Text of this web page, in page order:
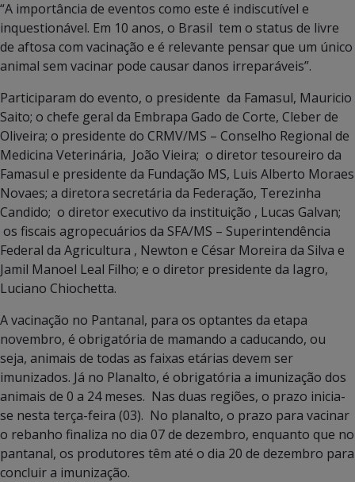
“A importância de eventos como este é indiscutível e
inquestionável. Em 10 anos, o Brasil tem o status de livre
de aftosa com vacinação e é relevante pensar que um único
animal sem vacinar pode causar danos irreparáveis”.
Participaram do evento, o presidente da Famasul, Mauricio
Saito; o chefe geral da Embrapa Gado de Corte, Cleber de
Oliveira; o presidente do CRMV/MS – Conselho Regional de
Medicina Veterinária, João Vieira; o diretor tesoureiro da
Famasul e presidente da Fundação MS, Luis Alberto Moraes
Novaes; a diretora secretária da Federação, Terezinha
Candido; o diretor executivo da instituição , Lucas Galvan;
os fiscais agropecuários da SFA/MS – Superintendência
Federal da Agricultura , Newton e César Moreira da Silva e
Jamil Manoel Leal Filho; e o diretor presidente da Iagro,
Luciano Chiochetta.
A vacinação no Pantanal, para os optantes da etapa
novembro, é obrigatória de mamando a caducando, ou
seja, animais de todas as faixas etárias devem ser
imunizados. Já no Planalto, é obrigatória a imunização dos
animais de 0 a 24 meses. Nas duas regiões, o prazo inicia-
se nesta terça-feira (03). No planalto, o prazo para vacinar
o rebanho finaliza no dia 07 de dezembro, enquanto que no
pantanal, os produtores têm até o dia 20 de dezembro para
concluir a imunização.